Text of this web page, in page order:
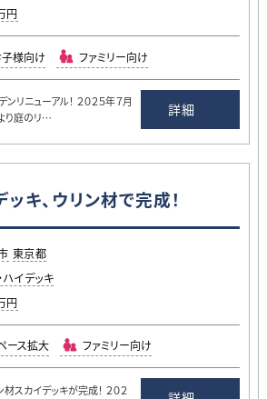
円
様向け ファミリー向け
ニューアル！ ２０２５年７月
り庭のリ…
詳細
キ、ウリン材で完成！
東京都
ハイデッキ
円
ース拡大 ファミリー向け
カイデッキが完成！ ２０２